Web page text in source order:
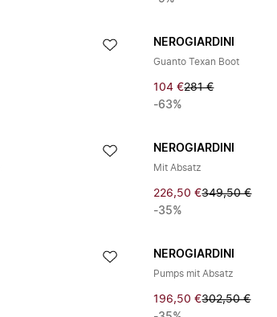
NEROGIARDINI
Guanto Texan Boot
104 €281 €
-63%
NEROGIARDINI
Mit Absatz
226,50 €349,50 €
-35%
NEROGIARDINI
Pumps mit Absatz
196,50 €302,50 €